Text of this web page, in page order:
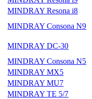
MINDRAY Resona i8
MINDRAY Consona N9
MINDRAY DC-30
MINDRAY Consona N5
MINDRAY MX5
MINDRAY MU7
MINDRAY TE 5/7